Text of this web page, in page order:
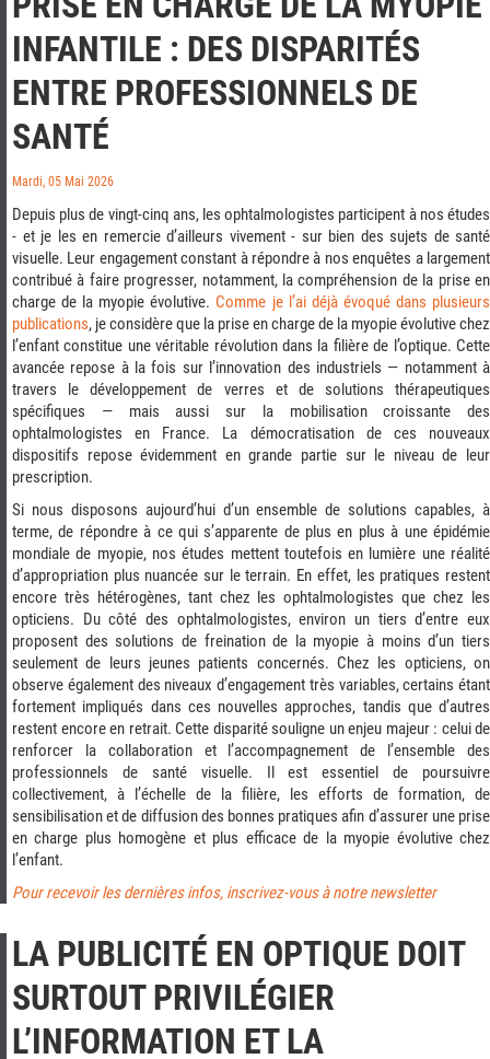
INFANTILE : DES DISPARITÉS
ENTRE PROFESSIONNELS DE
SANTÉ
Mardi, 05 Mai 2026
Depuis plus de vingt-cinq ans, les ophtalmologistes participent à nos études
- et je les en remercie d’ailleurs vivement - sur bien des sujets de santé
visuelle. Leur engagement constant à répondre à nos enquêtes a largement
contribué à faire progresser, notamment, la compréhension de la prise en
charge de la myopie évolutive. Comme je l’ai déjà évoqué dans plusieurs
publications, je considère que la prise en charge de la myopie évolutive chez
l’enfant constitue une véritable révolution dans la filière de l’optique. Cette
avancée repose à la fois sur l’innovation des industriels — notamment à
travers le développement de verres et de solutions thérapeutiques
spécifiques — mais aussi sur la mobilisation croissante des
ophtalmologistes en France. La démocratisation de ces nouveaux
dispositifs repose évidemment en grande partie sur le niveau de leur
prescription.
Si nous disposons aujourd’hui d’un ensemble de solutions capables, à
terme, de répondre à ce qui s’apparente de plus en plus à une épidémie
mondiale de myopie, nos études mettent toutefois en lumière une réalité
d’appropriation plus nuancée sur le terrain. En effet, les pratiques restent
encore très hétérogènes, tant chez les ophtalmologistes que chez les
opticiens. Du côté des ophtalmologistes, environ un tiers d’entre eux
proposent des solutions de freination de la myopie à moins d’un tiers
seulement de leurs jeunes patients concernés. Chez les opticiens, on
observe également des niveaux d’engagement très variables, certains étant
fortement impliqués dans ces nouvelles approches, tandis que d’autres
restent encore en retrait. Cette disparité souligne un enjeu majeur : celui de
renforcer la collaboration et l’accompagnement de l’ensemble des
professionnels de santé visuelle. Il est essentiel de poursuivre
collectivement, à l’échelle de la filière, les efforts de formation, de
sensibilisation et de diffusion des bonnes pratiques afin d’assurer une prise
en charge plus homogène et plus efficace de la myopie évolutive chez
l’enfant.
Pour recevoir les dernières infos, inscrivez-vous à notre newsletter
LA PUBLICITÉ EN OPTIQUE DOIT
SURTOUT PRIVILÉGIER
L’INFORMATION ET LA